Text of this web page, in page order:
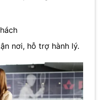
nơi, hỗ trợ hành lý.